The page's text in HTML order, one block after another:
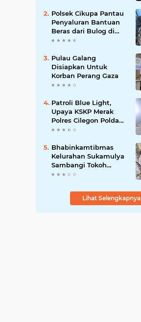
Polsek Cikupa Pantau
Penyaluran Bantuan
Beras dari Bulog di
Desa Pasir Gadung
Pulau Galang
Disiapkan Untuk
Korban Perang Gaza
Patroli Blue Light,
Upaya KSKP Merak
Polres Cilegon Polda
Banten Tekan Aksi
Bhabinkamtibmas
Kelurahan Sukamulya
Sambangi Tokoh
Masyarakat, Perkuat
Kamtibmas
Lihat Selengkapnya